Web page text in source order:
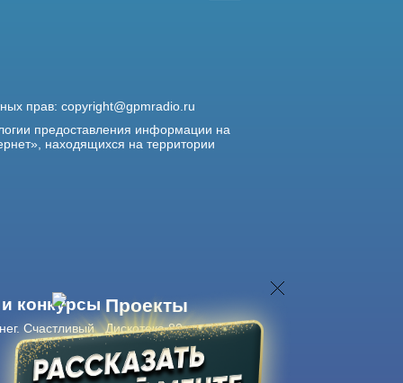
прав: copyright@gpmradio.ru
предоставления информации на
находящихся на территории
конкурсы
Счастливый
Проекты
Дискотека 80-х
Живые концерты
Журнал Авторадио